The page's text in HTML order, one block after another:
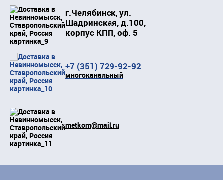
г.Челябинск, ул.
Шадринская, д.100,
корпус КПП, оф. 5
+7 (351) 729-92-92
многоканальный
metkom@mail.ru